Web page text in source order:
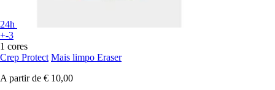
24h
+-3
1 cores
Crep Protect Mais limpo Eraser
A partir de € 10,00